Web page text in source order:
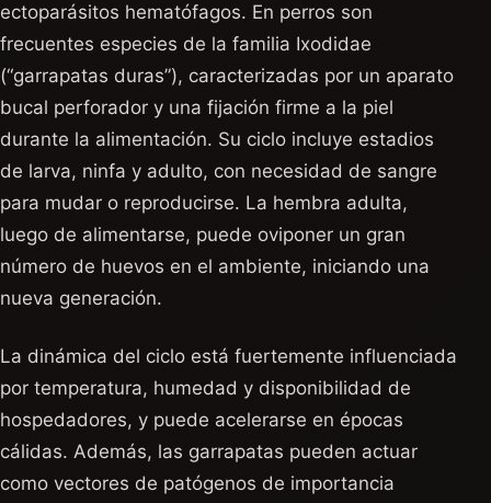
ectoparásitos hematófagos. En perros son
frecuentes especies de la familia Ixodidae
(“garrapatas duras”), caracterizadas por un aparato
bucal perforador y una fijación firme a la piel
durante la alimentación. Su ciclo incluye estadios
de larva, ninfa y adulto, con necesidad de sangre
para mudar o reproducirse. La hembra adulta,
luego de alimentarse, puede oviponer un gran
número de huevos en el ambiente, iniciando una
nueva generación.
La dinámica del ciclo está fuertemente influenciada
por temperatura, humedad y disponibilidad de
hospedadores, y puede acelerarse en épocas
cálidas. Además, las garrapatas pueden actuar
como vectores de patógenos de importancia